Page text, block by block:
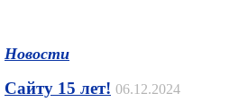
Новости
Сайту 15 лет! 06.12.2024